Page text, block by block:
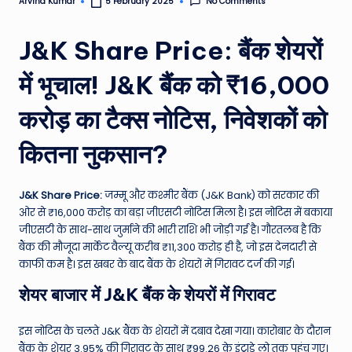
N
e
w
s
A
u
n
d
T
h
e
Posted
J&K Share Price: बैंक शेयरों
में भूचाल! J&K बैंक को ₹16,000
करोड़ का टैक्स नोटिस, निवेशकों को
कितना नुकसान?
J&K Share Price:जम्मू और कश्मीर बैंक (J&K Bank) को सरकार की
ओर से ₹16,000 करोड़ का बड़ा जीएसटी नोटिस मिला है। इस नोटिस में बकाया
जीएसटी के साथ-साथ जुर्माने की भारी राशि भी जोड़ी गई है। गौरतलब है कि
बैंक की मौजूदा मार्केट वैल्यू करीब ₹11,300 करोड़ ही है, जो इस देनदारी से
काफी कम है। इस खबर के बाद बैंक के शेयरों में गिरावट दर्ज की गई।
शेयर बाजार में J&K बैंक के शेयरों में गिरावट
इस नोटिस के चलते J&K बैंक के शेयरों में दबाव देखा गया। कारोबार के दौरान
बैंक के शेयर 3.95% की गिरावट के साथ ₹99.26 के इंट्राडे लो तक पहुंच गए।